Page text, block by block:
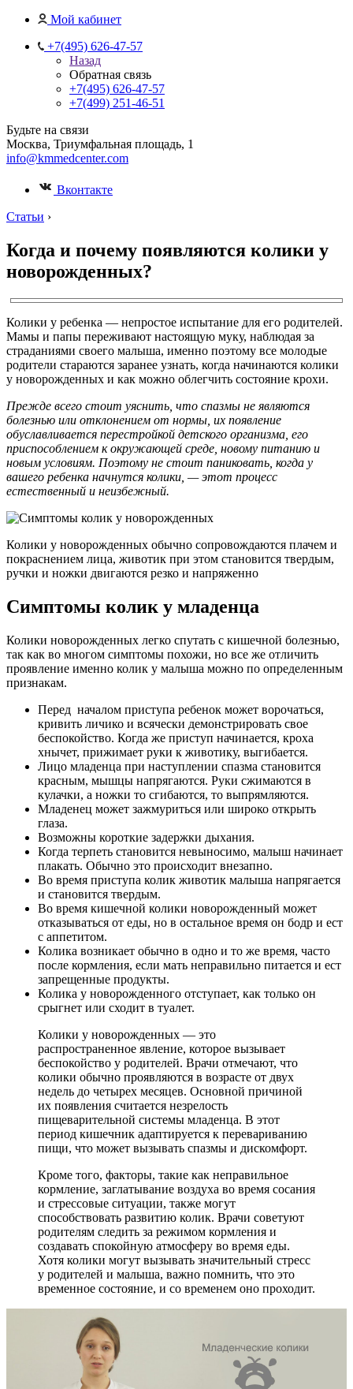
Мой кабинет
+7(495) 626-47-57
Назад
Обратная связь
+7(495) 626-47-57
+7(499) 251-46-51
Будьте на связи
Москва, Триумфальная площадь, 1
info@kmmedcenter.com
Вконтакте
Статьи ›
Когда и почему появляются колики у
новорожденных?
Колики у ребенка — непростое испытание для его родителей.
Мамы и папы переживают настоящую муку, наблюдая за
страданиями своего малыша, именно поэтому все молодые
родители стараются заранее узнать, когда начинаются колики
у новорожденных и как можно облегчить состояние крохи.
Прежде всего стоит уяснить, что спазмы не являются
болезнью или отклонением от нормы, их появление
обуславливается перестройкой детского организма, его
приспособлением к окружающей среде, новому питанию и
новым условиям. Поэтому не стоит паниковать, когда у
вашего ребенка начнутся колики, — этот процесс
естественный и неизбежный.
Колики у новорожденных обычно сопровождаются плачем и
покраснением лица, животик при этом становится твердым,
ручки и ножки двигаются резко и напряженно
Симптомы колик у младенца
Колики новорожденных легко спутать с кишечной болезнью,
так как во многом симптомы похожи, но все же отличить
проявление именно колик у малыша можно по определенным
признакам.
Перед началом приступа ребенок может ворочаться,
кривить личико и всячески демонстрировать свое
беспокойство. Когда же приступ начинается, кроха
хнычет, прижимает руки к животику, выгибается.
Лицо младенца при наступлении спазма становится
красным, мышцы напрягаются. Руки сжимаются в
кулачки, а ножки то сгибаются, то выпрямляются.
Младенец может зажмуриться или широко открыть
глаза.
Возможны короткие задержки дыхания.
Когда терпеть становится невыносимо, малыш начинает
плакать. Обычно это происходит внезапно.
Во время приступа колик животик малыша напрягается
и становится твердым.
Во время кишечной колики новорожденный может
отказываться от еды, но в остальное время он бодр и ест
с аппетитом.
Колика возникает обычно в одно и то же время, часто
после кормления, если мать неправильно питается и ест
запрещенные продукты.
Колика у новорожденного отступает, как только он
срыгнет или сходит в туалет.
Колики у новорожденных — это
распространенное явление, которое вызывает
беспокойство у родителей. Врачи отмечают, что
колики обычно проявляются в возрасте от двух
недель до четырех месяцев. Основной причиной
их появления считается незрелость
пищеварительной системы младенца. В этот
период кишечник адаптируется к перевариванию
пищи, что может вызывать спазмы и дискомфорт.
Кроме того, факторы, такие как неправильное
кормление, заглатывание воздуха во время сосания
и стрессовые ситуации, также могут
способствовать развитию колик. Врачи советуют
родителям следить за режимом кормления и
создавать спокойную атмосферу во время еды.
Хотя колики могут вызывать значительный стресс
у родителей и малыша, важно помнить, что это
временное состояние, и со временем оно проходит.